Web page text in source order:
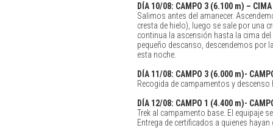
DÍA10/08: CAMPO 3 (6.100 m) – CIMA
Salimos antes del amanecer.
cresta de hielo), luego se sale por una
continua la ascensión hasta la cima
pequeño descanso, descendemos por
esta noche.
DÍA11/08: CAMPO 3 (6.000 m)-
Recogida de campamentos y descenso
DÍA12/08: CAMPO 1 (4.400 m)-
Trek al campamento base. El equipaje
Entrega de certificados a quienes